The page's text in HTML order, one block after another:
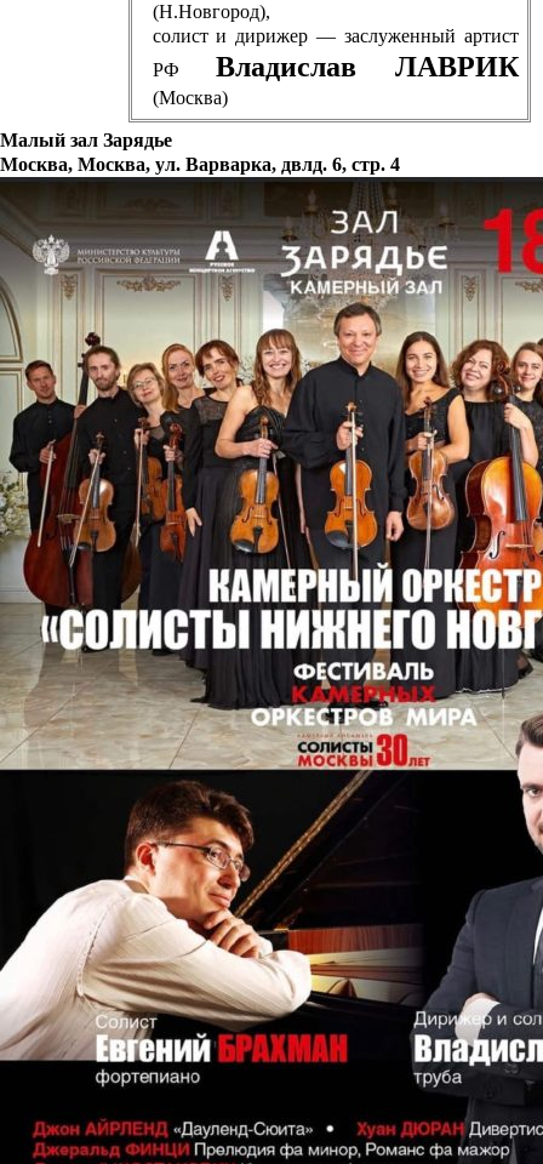
(Н.Новгород),
солист и дирижер — заслуженный артист
РФ Владислав ЛАВРИК
(Москва)
Малый зал Зарядье
Москва, Москва, ул. Варварка, двлд. 6, стр. 4